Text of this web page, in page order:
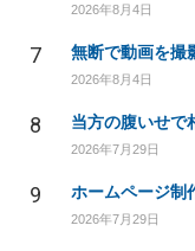
2026年8月4日
7
2026年8月4日
8
2026年7月29日
9
2026年7月29日